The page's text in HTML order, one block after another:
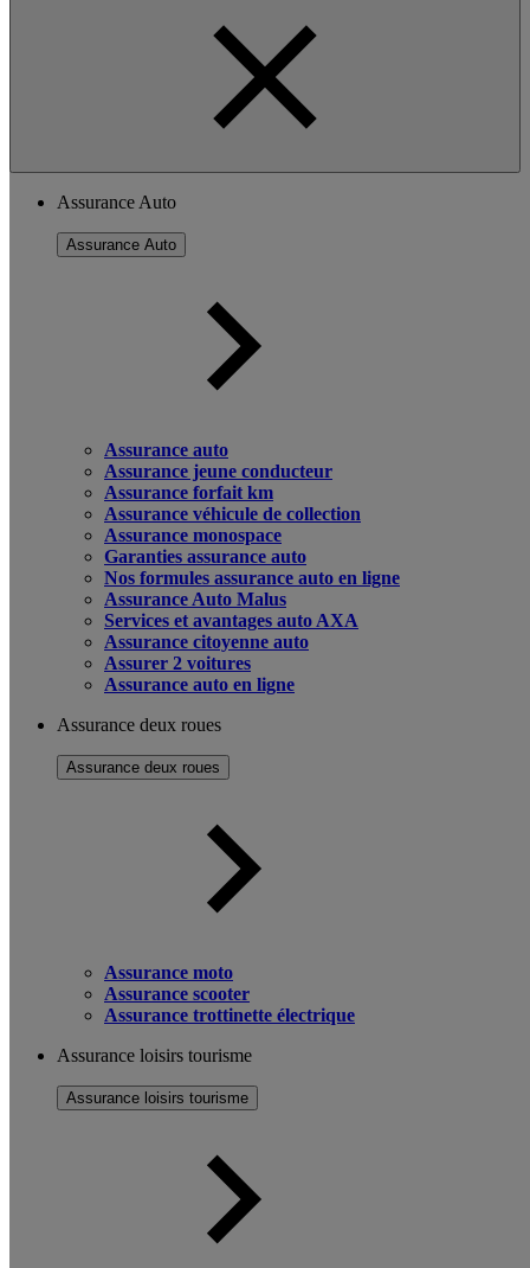
Assurance Auto
Assurance Auto
Assurance auto
Assurance jeune conducteur
Assurance forfait km
Assurance véhicule de collection
Assurance monospace
Garanties assurance auto
Nos formules assurance auto en ligne
Assurance Auto Malus
Services et avantages auto AXA
Assurance citoyenne auto
Assurer 2 voitures
Assurance auto en ligne
Assurance deux roues
Assurance deux roues
Assurance moto
Assurance scooter
Assurance trottinette électrique
Assurance loisirs tourisme
Assurance loisirs tourisme